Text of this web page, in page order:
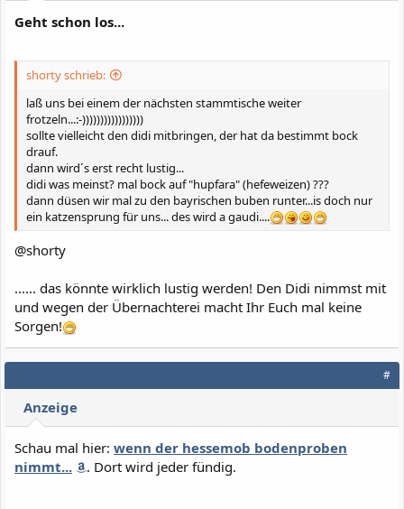
Geht schon los...
shorty schrieb:
laß uns bei einem der nächsten stammtische weiter
frotzeln...:-)))))))))))))))))
sollte vielleicht den didi mitbringen, der hat da bestimmt bock
drauf.
dann wird´s erst recht lustig...
didi was meinst? mal bock auf "hupfara" (hefeweizen) ???
dann düsen wir mal zu den bayrischen buben runter...is doch nur
ein katzensprung für uns... des wird a gaudi....
@shorty
...... das könnte wirklich lustig werden! Den Didi nimmst mit
und wegen der Übernachterei macht Ihr Euch mal keine
Sorgen!
#
Anzeige
Schau mal hier: wenn der hessemob bodenproben
nimmt...
. Dort wird jeder fündig.